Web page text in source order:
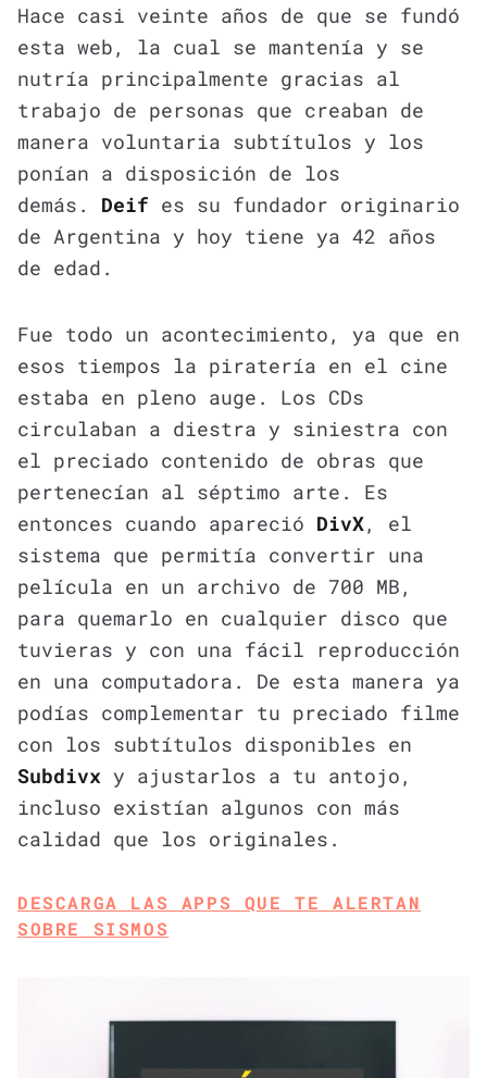
Hace casi veinte años de que se fundó
esta web, la cual se mantenía y se
nutría principalmente gracias al
trabajo de personas que creaban de
manera voluntaria subtítulos y los
ponían a disposición de los
demás. Deif es su fundador originario
de Argentina y hoy tiene ya 42 años
de edad.
Fue todo un acontecimiento, ya que en
esos tiempos la piratería en el cine
estaba en pleno auge. Los CDs
circulaban a diestra y siniestra con
el preciado contenido de obras que
pertenecían al séptimo arte. Es
entonces cuando apareció DivX, el
sistema que permitía convertir una
película en un archivo de 700 MB,
para quemarlo en cualquier disco que
tuvieras y con una fácil reproducción
en una computadora. De esta manera ya
podías complementar tu preciado filme
con los subtítulos disponibles en
Subdivx y ajustarlos a tu antojo,
incluso existían algunos con más
calidad que los originales.
DESCARGA LAS APPS QUE TE ALERTAN
SOBRE SISMOS